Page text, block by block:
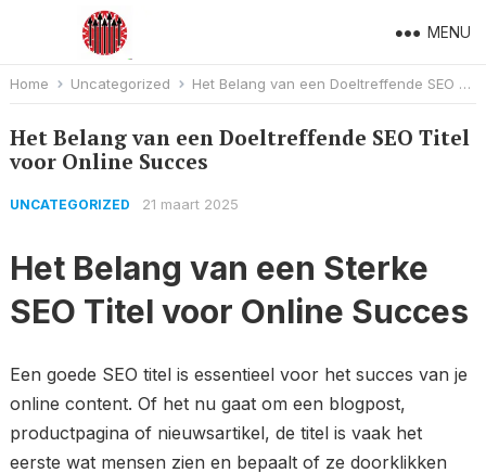
MENU
Home Uncategorized Het Belang van een Doeltreffende SEO Titel voor Online Succes
Het Belang van een Doeltreffende SEO Titel
voor Online Succes
UNCATEGORIZED 21 maart 2025
Het Belang van een Sterke
SEO Titel voor Online Succes
Een goede SEO titel is essentieel voor het succes van je
online content. Of het nu gaat om een blogpost,
productpagina of nieuwsartikel, de titel is vaak het
eerste wat mensen zien en bepaalt of ze doorklikken